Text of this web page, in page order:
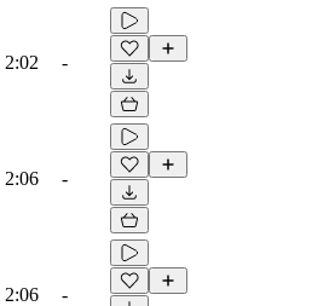
2:02 -
2:06 -
2:06 -